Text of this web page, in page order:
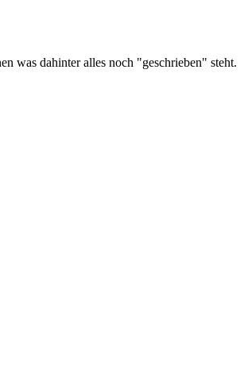
was dahinter alles noch "geschrieben" steht.